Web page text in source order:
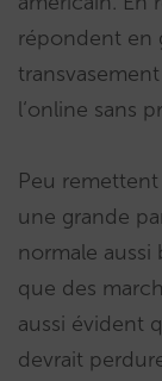
répondent en
l‘online sans
Peu remettent
une grande
normale aussi
que des
aussi évident
devrait